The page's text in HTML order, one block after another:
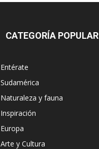
CATEGORÍA POPULAR
Entérate
Sudamérica
Naturaleza y fauna
Inspiración
Europa
Arte y Cultura